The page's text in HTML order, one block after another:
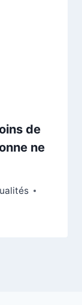
de
ne